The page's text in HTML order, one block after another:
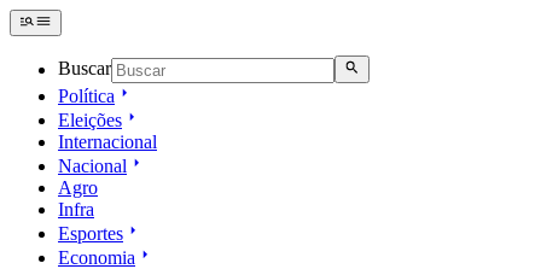
Buscar
Política
Eleições
Internacional
Nacional
Agro
Infra
Esportes
Economia